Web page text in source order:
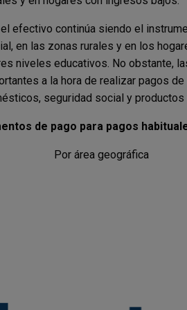
efectivo continúa siendo el
en las zonas rurales y en los
niveles educativos. No obstante,
a la hora de realizar pagos
seguridad social y productos
de pago para pagos
Por área geográfica